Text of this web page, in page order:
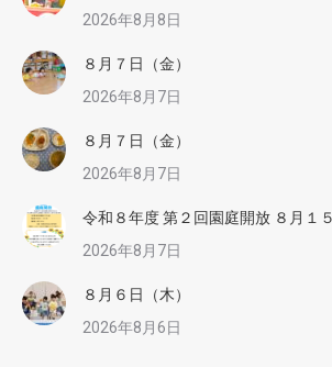
2026年8月8日
８月７日（金）
2026年8月7日
８月７日（金）
2026年8月7日
令和８年度 第２回園庭開放 ８月１
2026年8月7日
８月６日（木）
2026年8月6日